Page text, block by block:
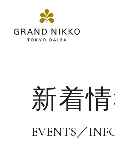
新着
EVENTS／